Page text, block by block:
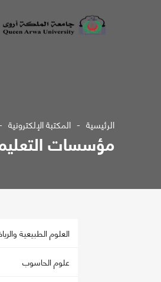
الرئيسية المكتبة الإلكترونية
مؤسسات التعليم
العلوم الطبيعية
علوم الحاسوب